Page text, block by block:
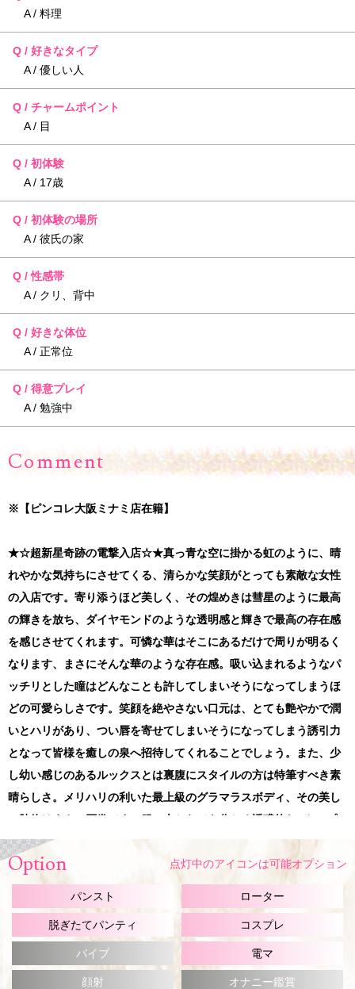
A / 料理
Q / 好きなタイプ
A / 優しい人
Q / チャームポイント
A / 目
Q / 初体験
A / 17歳
Q / 初体験の場所
A / 彼氏の家
Q / 性感帯
A / クリ、背中
Q / 好きな体位
A / 正常位
Q / 得意プレイ
A / 勉強中
Comment
※【ピンコレ大阪ミナミ店在籍】
★☆超新星奇跡の電撃入店☆★真っ青な空に掛かる虹のように、晴
れやかな気持ちにさせてくる、清らかな笑顔がとっても素敵な女性
の入店です。寄り添うほど美しく、その煌めきは彗星のように最高
の輝きを放ち、ダイヤモンドのような透明感と輝きで最高の存在感
を感じさせてくれます。可憐な華はそこにあるだけで周りが明るく
なります、まさにそんな華のような存在感。吸い込まれるようなパ
ッチリとした瞳はどんなことも許してしまいそうになってしまうほ
どの可愛らしさです。笑顔を絶やさない口元は、とても艶やかで潤
いとハリがあり、つい唇を寄せてしまいそうになってしまう誘引力
となって皆様を癒しの泉へ招待してくれることでしょう。また、少
し幼い感じのあるルックスとは裏腹にスタイルの方は特筆すべき素
晴らしさ。メリハリの利いた最上級のグラマラスボディ、その美し
のバスト、それでいてしなる腰つき、流線型のヒップラインから続
く綺麗な美脚、若さ溢れる瑞々しい白い柔肌とダイナマイトボディ
のコラボレートが見事の一言です。脈打つ鼓動を呼び起こし日常で
は感じることの出来ない、桃源郷を彷徨うかのような情緒。贅沢な
至宝が今、貴方の元に・・・そんな至宝を独り占めできるお客様が
羨ましい限りです。溢れるサービス精神と、きめ細かな気遣い、満
ち溢れんばかりの優しさに異次元の癒しと快楽の空間が織り成すハ
Option 点灯中のアイコンは可能オプション
パンスト ローター
脱ぎたてパンティ コスプレ
バイブ 電マ
顔射 オナニー鑑賞